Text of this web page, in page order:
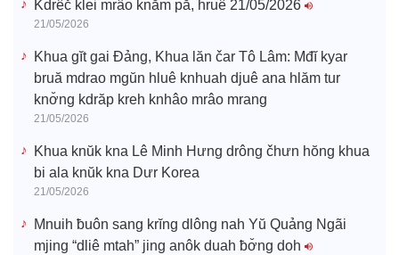
Kdrêč klei mrâo knăm pă, hruê 21/05/2026
21/05/2026
Khua gĭt gai Đảng, Khua lăn čar Tô Lâm: Mđĭ kyar
bruă mdrao mgŭn hluê knhuah djuê ana hlăm tur
knơ̆ng kdrăp kreh knhâo mrâo mrang
21/05/2026
Khua knŭk kna Lê Minh Hưng drông čhưn hŏng khua
bi ala knŭk kna Dưr Korea
21/05/2026
Mnuih ƀuôn sang krĭng dlông nah Yŭ Quảng Ngãi
mjing “dliê mtah” jing anôk duah ƀơ̆ng doh